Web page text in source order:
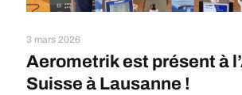
3 mars 2026
Aerometrik est présent à
Suisse à Lausanne !